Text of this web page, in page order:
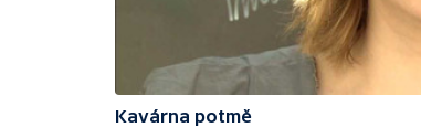
Kavárna potmě